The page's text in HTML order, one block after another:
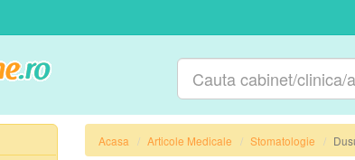
Acasa Articole Medicale Stomatologie